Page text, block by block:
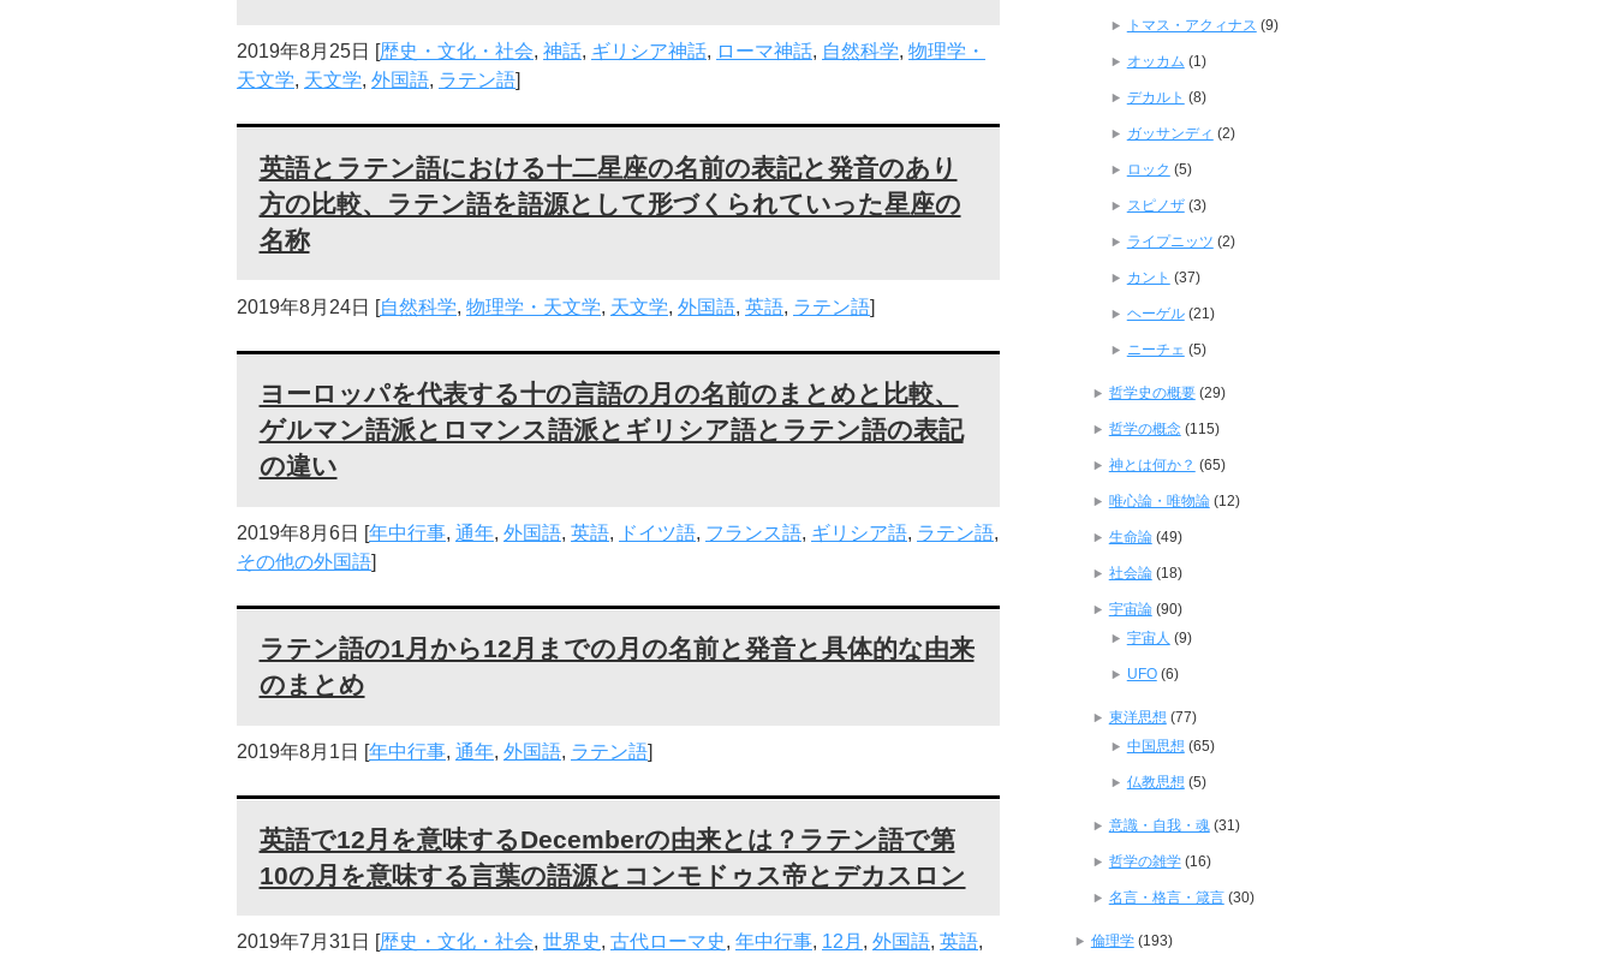
2019年8月25日 [歴史・文化・社会, 神話, ギリシア神話, ローマ神話, 自然科学, 物理学・
天文学, 天文学, 外国語, ラテン語]
英語とラテン語における十二星座の名前の表記と発音のあり
方の比較、ラテン語を語源として形づくられていった星座の
名称
2019年8月24日 [自然科学, 物理学・天文学, 天文学, 外国語, 英語, ラテン語]
ヨーロッパを代表する十の言語の月の名前のまとめと比較、
ゲルマン語派とロマンス語派とギリシア語とラテン語の表記
の違い
2019年8月6日 [年中行事, 通年, 外国語, 英語, ドイツ語, フランス語, ギリシア語, ラテン語,
その他の外国語]
ラテン語の1月から12月までの月の名前と発音と具体的な由来
のまとめ
2019年8月1日 [年中行事, 通年, 外国語, ラテン語]
英語で12月を意味するDecemberの由来とは？ラテン語で第
10の月を意味する言葉の語源とコンモドゥス帝とデカスロン
2019年7月31日 [歴史・文化・社会, 世界史, 古代ローマ史, 年中行事, 12月 , 外国語, 英語,
トマス・アクィナス (9)
オッカム (1)
デカルト (8)
ガッサンディ (2)
ロック (5)
スピノザ(3)
ライプニッツ (2)
カント (37)
ヘーゲル(21)
ニーチェ (5)
哲学史の概要(29)
哲学の概念(115)
神とは何か？ (65)
唯心論・唯物論(12)
生命論(49)
社会論(18)
宇宙論(90)
宇宙人 (9)
UFO(6)
東洋思想 (77)
中国思想 (65)
仏教思想 (5)
意識・自我・魂(31)
哲学の雑学(16)
名言・格言・箴言(30)
倫理学(193)